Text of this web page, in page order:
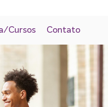
Cursos Contato